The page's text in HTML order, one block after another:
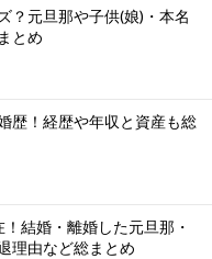
？元旦那や子供(娘)・本名
とめ
歴！経歴や年収と資産も総
結婚・離婚した元旦那・
理由など総まとめ